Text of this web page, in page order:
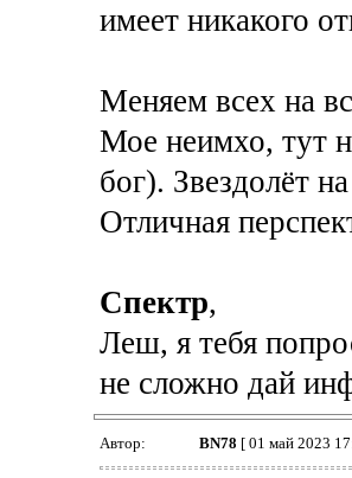
имеет никакого
Меняем всех на
Мое неимхо, тут
бог). Звездолёт
Отличная
Спектр,
Леш, я тебя
не сложно дай
Автор: BN78 [ 01 май 2023